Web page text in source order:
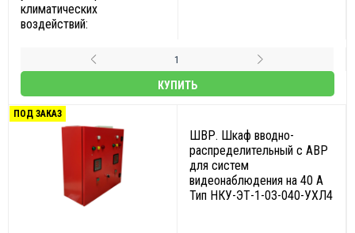
климатических
воздействий:
КУПИТЬ
ПОД ЗАКАЗ
ШВР. Шкаф вводно-
распределительный с АВР
для систем
видеонаблюдения на 40 А
Тип НКУ-ЭТ-1-03-040-УХЛ4